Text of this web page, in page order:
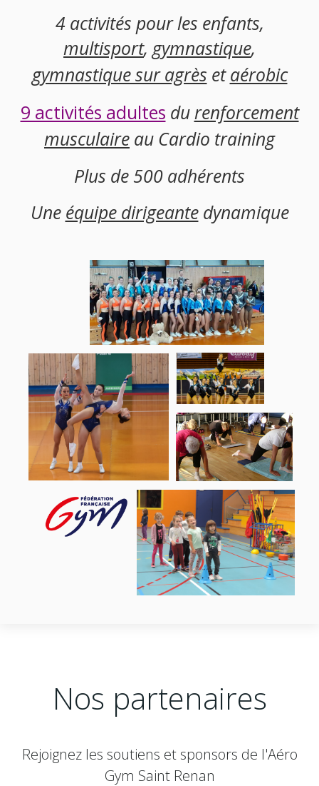
4 activités pour les enfants,
multisport, gymnastique,
gymnastique sur agrès etaérobic
9 activités adultes durenforcement
musculaire au Cardio training
Plus de 500 adhérents
Une équipe dirigeantedynamique
Nos partenaires
Rejoignez les soutiens et sponsors de l'Aéro
Gym Saint Renan